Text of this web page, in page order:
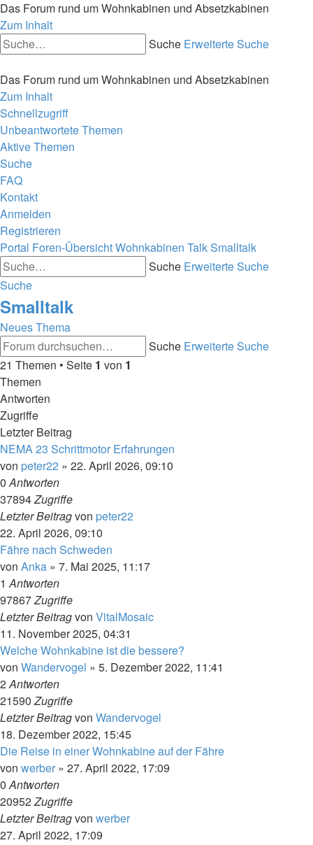
Das Forum rund um Wohnkabinen und Absetzkabinen
Zum Inhalt
Suche Erweiterte Suche
Das Forum rund um Wohnkabinen und Absetzkabinen
Zum Inhalt
Schnellzugriff
Unbeantwortete Themen
Aktive Themen
Suche
FAQ
Kontakt
Anmelden
Registrieren
Portal Foren-ÜbersichtWohnkabinen TalkSmalltalk
Suche Erweiterte Suche
Suche
Smalltalk
Neues Thema
Suche Erweiterte Suche
21 Themen • Seite 1 von 1
Themen
Antworten
Zugriffe
Letzter Beitrag
NEMA 23 Schrittmotor Erfahrungen
von peter22 » 22. April 2026, 09:10
0Antworten
37894Zugriffe
Letzter Beitragvon peter22
22. April 2026, 09:10
Fähre nach Schweden
von Anka » 7. Mai 2025, 11:17
1Antworten
97867Zugriffe
Letzter Beitragvon VitalMosaic
11. November 2025, 04:31
Welche Wohnkabine ist die bessere?
von Wandervogel » 5. Dezember 2022, 11:41
2Antworten
21590Zugriffe
Letzter Beitragvon Wandervogel
18. Dezember 2022, 15:45
Die Reise in einer Wohnkabine auf der Fähre
von werber » 27. April 2022, 17:09
0Antworten
20952Zugriffe
Letzter Beitragvon werber
27. April 2022, 17:09